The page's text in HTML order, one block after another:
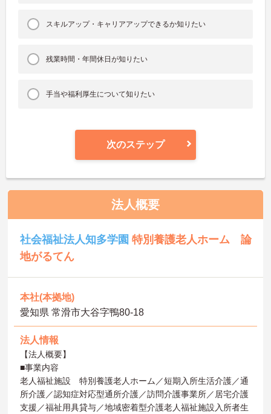
スキルアップ・キャリアアップできるか知りたい
残業時間・年間休日が知りたい
手当や福利厚生について知りたい
次のステップ
法人概要
社会福祉法人知多学園特別養護老人ホーム 論
地がるてん
本社(本拠地)
愛知県 常滑市大谷字鴨80-18
法人情報
【法人概要】
■事業内容
老人福祉施設 特別養護老人ホーム／短期入所生活介護／通
所介護／認知症対応型通所介護／訪問介護事業所／居宅介護
支援／福祉用具貸与／地域密着型介護老人福祉施設入所者生